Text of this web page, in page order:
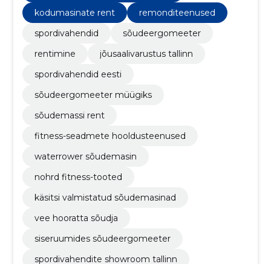
kodumasinate rent
remonditeenused
spordivahendid
sõudeergomeeter
rentimine
jõusaalivarustus tallinn
spordivahendid eesti
sõudeergomeeter müügiks
sõudemassi rent
fitness-seadmete hooldusteenused
waterrower sõudemasin
nohrd fitness-tooted
käsitsi valmistatud sõudemasinad
vee hooratta sõudja
siseruumides sõudeergomeeter
spordivahendite showroom tallinn